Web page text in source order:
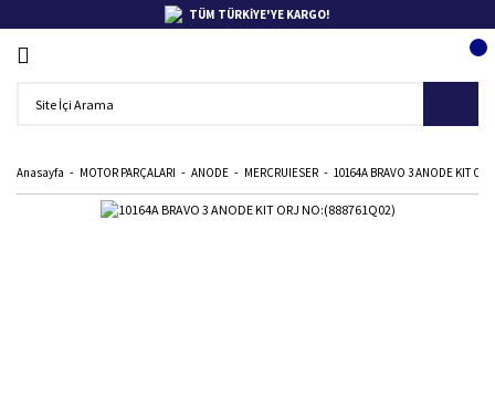
TÜM TÜRKİYE'YE KARGO!
Anasayfa MOTOR PARÇALARI ANODE MERCRUIESER 10164A BRAVO 3 ANODE KIT